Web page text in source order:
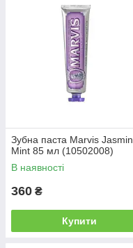
Зубна паста Marvis Jasmin
Mint 85 мл (10502008)
В наявності
360 ₴
Купити